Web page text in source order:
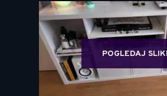
POGLEDAJ